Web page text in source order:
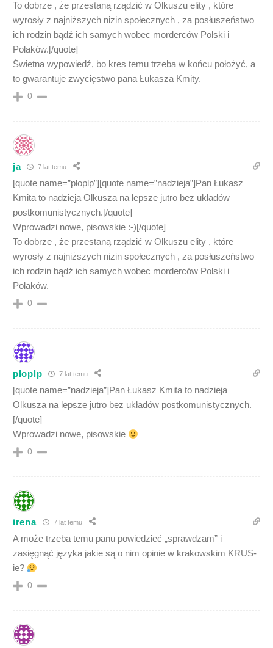
To dobrze , że przestaną rządzić w Olkuszu elity , które
wyrosły z najniższych nizin społecznych , za posłuszeństwo
ich rodzin bądź ich samych wobec morderców Polski i
Polaków.[/quote]
Świetna wypowiedź, bo kres temu trzeba w końcu położyć, a
to gwarantuje zwycięstwo pana Łukasza Kmity.
0
ja 7 lat temu
[quote name=”ploplp”][quote name=”nadzieja”]Pan Łukasz
Kmita to nadzieja Olkusza na lepsze jutro bez układów
postkomunistycznych.[/quote]
Wprowadzi nowe, pisowskie :-)[/quote]
To dobrze , że przestaną rządzić w Olkuszu elity , które
wyrosły z najniższych nizin społecznych , za posłuszeństwo
ich rodzin bądź ich samych wobec morderców Polski i
Polaków.
0
ploplp 7 lat temu
[quote name=”nadzieja”]Pan Łukasz Kmita to nadzieja
Olkusza na lepsze jutro bez układów postkomunistycznych.
[/quote]
Wprowadzi nowe, pisowskie
0
irena 7 lat temu
A może trzeba temu panu powiedzieć „sprawdzam” i
zasięgnąć języka jakie są o nim opinie w krakowskim KRUS-
ie?
0